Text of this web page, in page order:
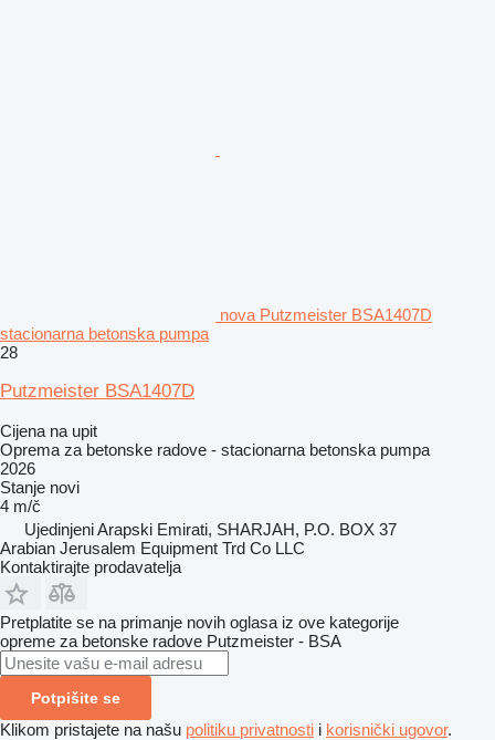
nova Putzmeister BSA1407D
stacionarna betonska pumpa
28
Putzmeister BSA1407D
Cijena na upit
Oprema za betonske radove - stacionarna betonska pumpa
2026
Stanje novi
4 m/č
Ujedinjeni Arapski Emirati, SHARJAH, P.O. BOX 37
Arabian Jerusalem Equipment Trd Co LLC
Kontaktirajte prodavatelja
Pretplatite se na primanje novih oglasa iz ove kategorije
opreme za betonske radove Putzmeister - BSA
Potpišite se
Klikom pristajete na našu politiku privatnosti i korisnički ugovor.